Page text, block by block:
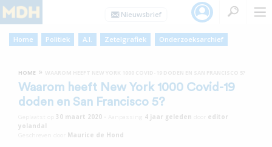
Home Politiek A.I. Zetelgrafiek Onderzoeksarchief
HOME »
Waarom heeft New York 1000 Covid-19
doden en San Francisco 5?
30 maart 2020 4 jaar geleden
editor
yolandal
Maurice de Hond